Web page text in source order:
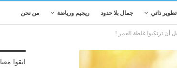
تطوير ذاتي جمال بلا حدود ريجيم ورياضة من نحن
ابقوا معنا